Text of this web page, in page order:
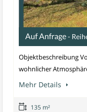
Auf Anfrage-
Objektbeschreibung
wohnlicher
Mehr Details
135 m²